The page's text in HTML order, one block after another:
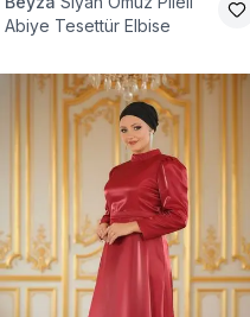
Abiye Tesettür Elbise